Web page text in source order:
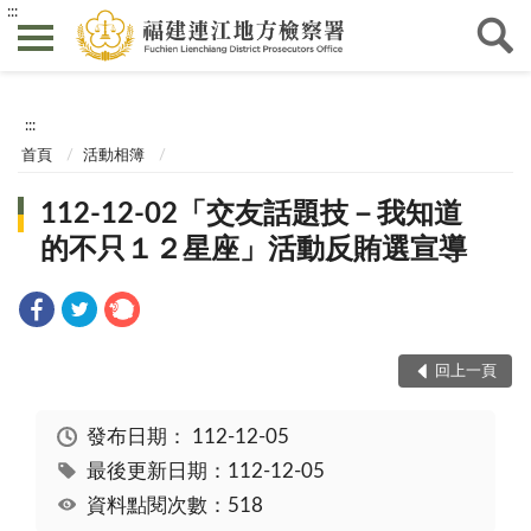
:::
:::
首頁 活動相簿
112-12-02「交友話題技－我知道
的不只１２星座」活動反賄選宣導
回上一頁
發布日期： 112-12-05
最後更新日期：112-12-05
資料點閱次數：518